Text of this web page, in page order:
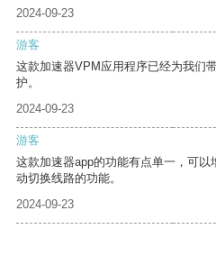
2024-09-23
游客
这款加速器VPM应用程序已经为我们
护。
2024-09-23
游客
这款加速器app的功能有点单一，可
动切换线路的功能。
2024-09-23